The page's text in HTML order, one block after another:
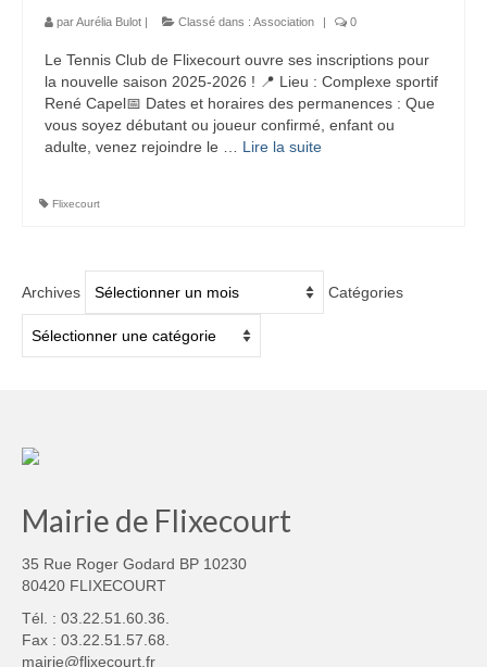
parAurélia Bulot | Classé dans : Association | 0
Le Tennis Club de Flixecourt ouvre ses inscriptions pour
la nouvelle saison 2025-2026 ! 📍 Lieu : Complexe sportif
René Capel📅 Dates et horaires des permanences : Que
vous soyez débutant ou joueur confirmé, enfant ou
adulte, venez rejoindre le … Lire la suite­­
Flixecourt
Archives
Catégories
Mairie de Flixecourt
35 Rue Roger Godard BP 10230
80420 FLIXECOURT
Tél. : 03.22.51.60.36.
Fax : 03.22.51.57.68.
mairie@flixecourt.fr